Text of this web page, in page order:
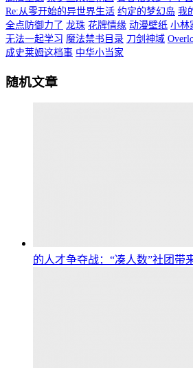
Re:从零开始的异世界生活 约定的梦幻岛 我
全点防御力了 龙珠 花牌情缘 动漫壁纸 小林
无法一起学习 魔法禁书目录 刀剑神域
成史莱姆这档事 中华小当家
随机文章
的人才争夺战：“凑人数”社团带